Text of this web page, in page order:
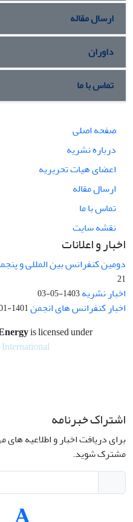
ارسال مقاله
داوران
تماس با ما
صفحه اصلی
درباره نشریه
اعضای هیات تحریریه
ارسال مقاله
تماس با ما
نقشه سایت
اخبار و اعلانات
دومین کنفرانس بین المللی و
21
اخبار نشریه1403-05-03
اخبار کنفرانس های انجمن1401-01-10
is licensed under
اشتراک خبرنامه
برای دریافت اخبار و اطلاعیه
مشترک شوید.